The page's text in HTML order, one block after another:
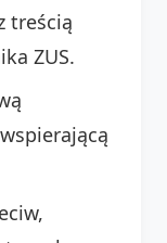
treścią
ZUS.